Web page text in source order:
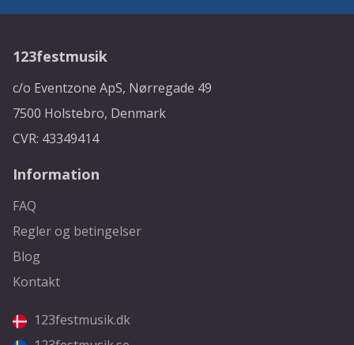
123festmusik
c/o Eventzone ApS, Nørregade 49
7500 Holstebro, Denmark
CVR: 43349414
Information
FAQ
Regler og betingelser
Blog
Kontakt
123festmusik.dk